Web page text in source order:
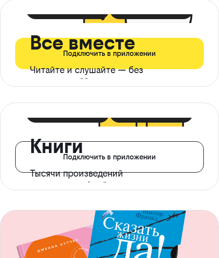
Все вместе
Читайте и слушайте — без
ограничений*
Подключить в приложении
Книги
Тысячи произведений
с доступом офлайн
Подключить в приложении